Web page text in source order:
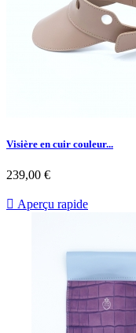
Visière en cuir couleur...
239,00 €
 Aperçu rapide